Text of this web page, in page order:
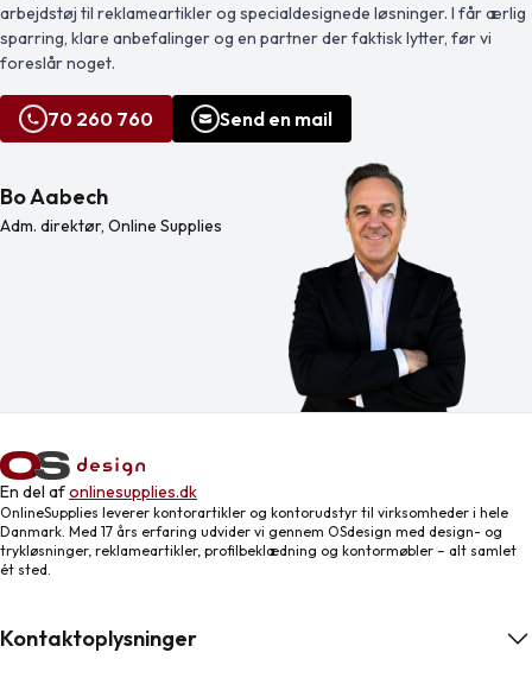
arbejdstøj til reklameartikler og specialdesignede løsninger. I får ærlig
sparring, klare anbefalinger og en partner der faktisk lytter, før vi
foreslår noget.
70 260 760 Send en mail
Bo Aabech
Adm. direktør, Online Supplies
En del afonlinesupplies.dk
OnlineSupplies leverer kontorartikler og kontorudstyr til virksomheder i hele
Danmark. Med 17 års erfaring udvider vi gennem OSdesign med design- og
trykløsninger, reklameartikler, profilbeklædning og kontormøbler – alt samlet
ét sted.
Kontaktoplysninger